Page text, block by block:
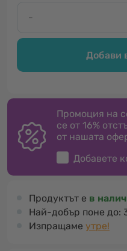
-
Добави
Промоция на
се от 16%
от нашата
Добавете
Продуктът е в
Най-добър поне до:
Изпращаме утре!